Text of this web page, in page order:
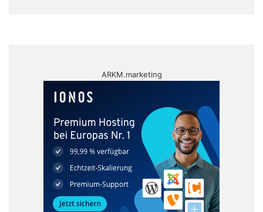
ARKM.marketing